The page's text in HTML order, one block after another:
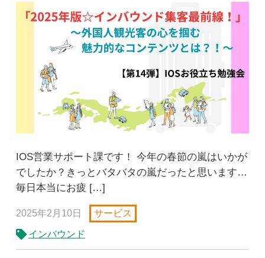
IOS営業サポート課です！ 今年の春節の嵐はいかが
でしたか？きっとバタバタの嵐だったと思います…
毎日本当にお疲 […]
2025年2月10日 サービス
インバウンド